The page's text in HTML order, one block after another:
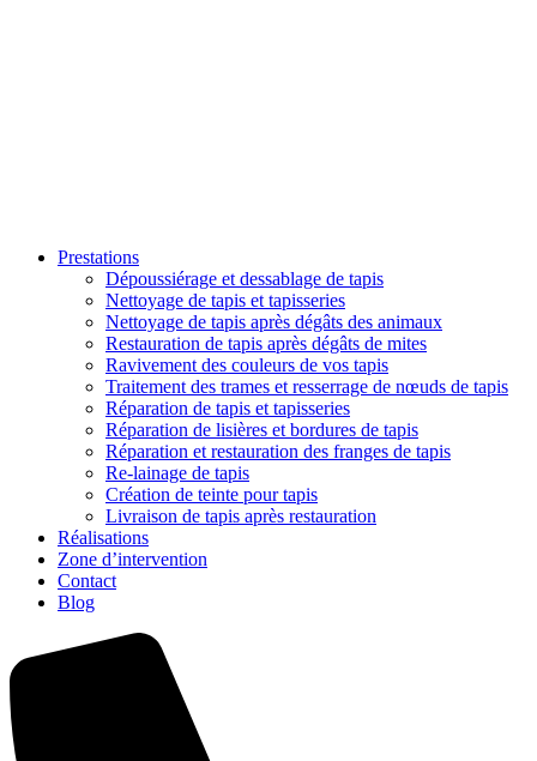
Prestations
Dépoussiérage et dessablage de tapis
Nettoyage de tapis et tapisseries
Nettoyage de tapis après dégâts des animaux
Restauration de tapis après dégâts de mites
Ravivement des couleurs de vos tapis
Traitement des trames et resserrage de nœuds de tapis
Réparation de tapis et tapisseries
Réparation de lisières et bordures de tapis
Réparation et restauration des franges de tapis
Re-lainage de tapis
Création de teinte pour tapis
Livraison de tapis après restauration
Réalisations
Zone d’intervention
Contact
Blog